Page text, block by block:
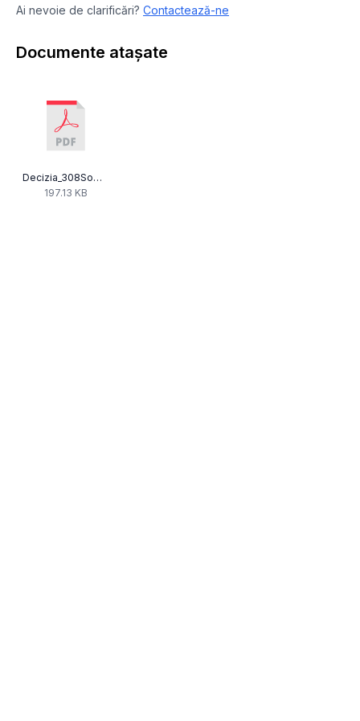
Ai nevoie de clarificări? Contactează-ne
Documente atașate
Decizia_308Som-20_2_D_277_Radio_Banat.pdf
197.13 KB